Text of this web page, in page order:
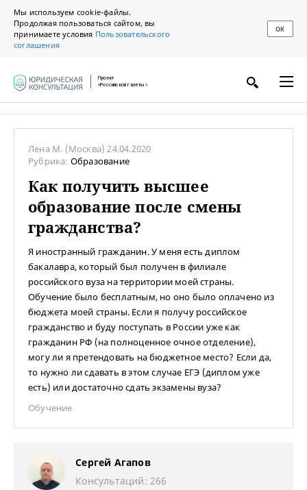
Мы используем cookie-файлы.
Продолжая пользоваться сайтом, вы
принимаете условия Пользовательского
соглашения
ОК
Проект
«Российской газеты»
Лена М. (Москва)24.04.2020
Рубрика: Образование
Как получить высшее
образование после смены
гражданства?
Я иностранный гражданин. У меня есть диплом
бакалавра, который был получен в филиале
российского вуза на территории моей страны.
Обучение было бесплатным, но оно было оплачено из
бюджета моей страны. Если я получу российское
гражданство и буду поступать в России уже как
гражданин РФ (на полноценное очное отделение),
могу ли я претендовать на бюджетное место? Если да,
то нужно ли сдавать в этом случае ЕГЭ (диплом уже
есть) или достаточно сдать экзамены вуза?
Обучение
Сергей Агапов
Консультаций: 266